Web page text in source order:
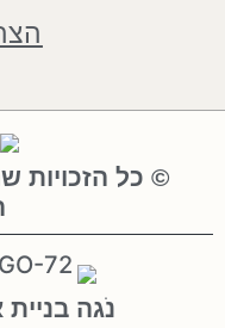
© כל הזכויות
נֹגה